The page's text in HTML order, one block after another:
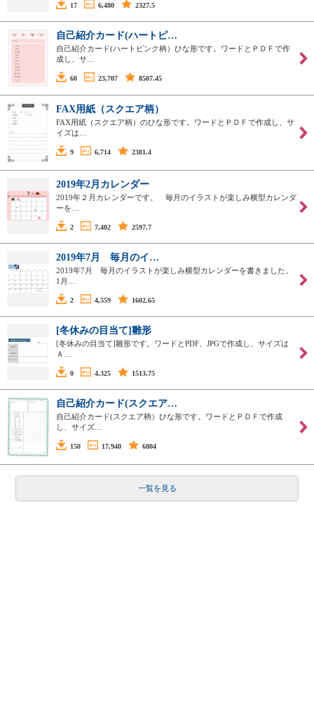
17 6,480 2327.5
自己紹介カード(ハートピ…
自己紹介カード(ハートピンク柄）ひな形です。ワードとＰＤＦで作
成し、サ…
60 23,707 8507.45
FAX用紙（スクエア柄）
FAX用紙（スクエア柄）のひな形です。ワードとＰＤＦで作成し、サ
イズは…
9 6,714 2381.4
2019年2月カレンダー
2019年２月カレンダーです。 毎月のイラストが楽しみ横型カレンダ
ーを…
2 7,402 2597.7
2019年7月 毎月のイ…
2019年7月 毎月のイラストが楽しみ横型カレンダーを書きました。
1月…
2 4,559 1602.65
[冬休みの目当て]雛形
[冬休みの目当て]雛形です。ワードとPDF、JPGで作成し、サイズは
Ａ…
0 4,325 1513.75
自己紹介カード(スクエア…
自己紹介カード(スクエア柄）ひな形です。ワードとＰＤＦで作成
し、サイズ…
150 17,940 6804
一覧を見る